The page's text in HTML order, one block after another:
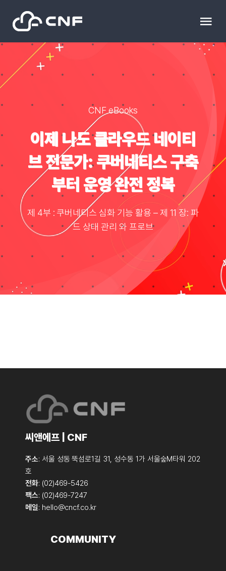
content
HOME
문의하기
Resource
블로그
Taxonomies
Search
CNF eBooks
이제 나도 클라우드 네이티
브 전문가: 쿠버네티스 구축
부터 운영 완전 정복
제 4부 : 쿠버네티스 심화 기능 활용 – 제 11 장: 파
드 상태 관리 와 프로브
씨앤에프 | CNF
주소: 서울 성동 뚝섬로1길 31, 성수동 1가 서울숲M타워 202
호
전화: (02)469-5426
팩스: (02)469-7247
메일: hello@cncf.co.kr
COMMUNITY